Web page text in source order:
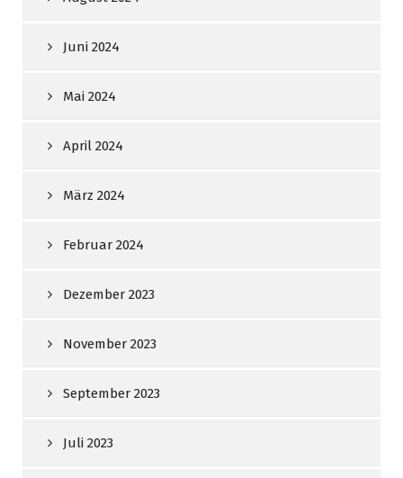
Juni 2024
Mai 2024
April 2024
März 2024
Februar 2024
Dezember 2023
November 2023
September 2023
Juli 2023